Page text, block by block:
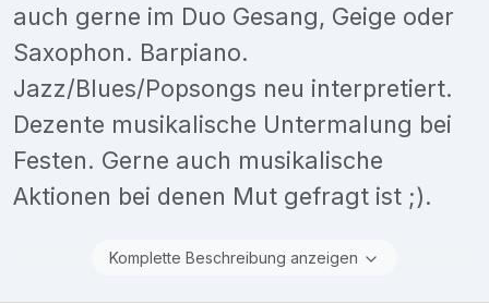
auch gerne im Duo Gesang, Geige oder
Saxophon. Barpiano.
Jazz/Blues/Popsongs neu interpretiert.
Dezente musikalische Untermalung bei
Festen. Gerne auch musikalische
Aktionen bei denen Mut gefragt ist ;).
Komplette Beschreibung anzeigen